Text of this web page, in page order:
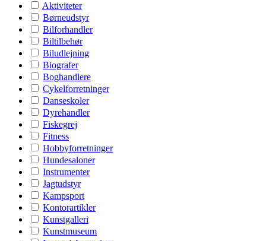
Aktiviteter
Børneudstyr
Bilforhandler
Biltilbehør
Biludlejning
Biografer
Boghandlere
Cykelforretninger
Danseskoler
Dyrehandler
Fiskegrej
Fitness
Hobbyforretninger
Hundesaloner
Instrumenter
Jagtudstyr
Kampsport
Kontorartikler
Kunstgalleri
Kunstmuseum